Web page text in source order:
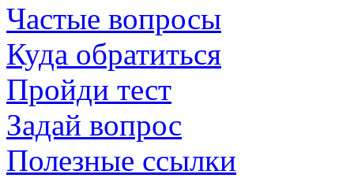
Частые вопросы
Куда обратиться
Пройди тест
Задай вопрос
Полезные ссылки